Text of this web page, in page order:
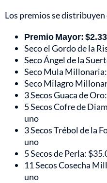
Los premios se
Premio Mayor:
Seco el Gordo de la
Seco Ángel de la
Seco Mula
Seco Milagro
3 Secos Guaca de
5 Secos Cofre de
uno
3 Secos Trébol de la
uno
5 Secos de Perla:
11 Secos Cosecha
uno